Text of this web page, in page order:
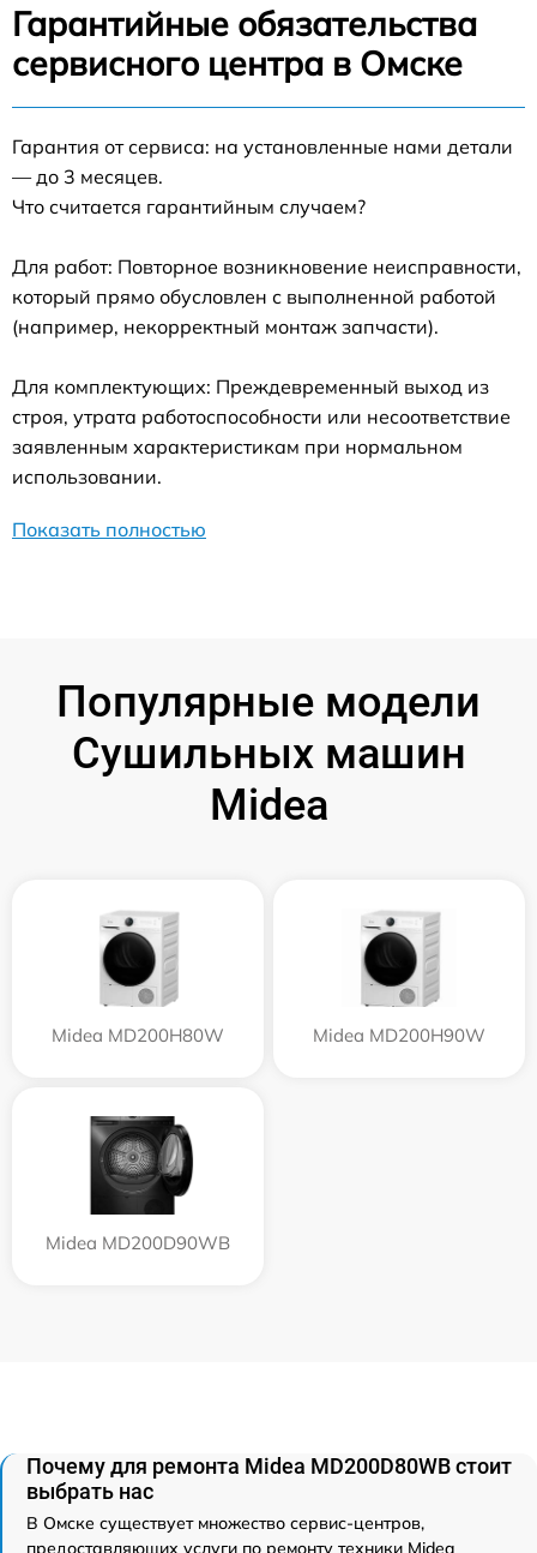
Гарантийные обязательства
сервисного центра в Омске
Гарантия от сервиса: на установленные нами детали
— до 3 месяцев.
Что считается гарантийным случаем?
Для работ: Повторное возникновение неисправности,
который прямо обусловлен с выполненной работой
(например, некорректный монтаж запчасти).
Для комплектующих: Преждевременный выход из
строя, утрата работоспособности или несоответствие
заявленным характеристикам при нормальном
использовании.
Показать полностью
Популярные модели
Сушильных машин
Midea
Midea MD200H80W Midea MD200H90W
Midea MD200D90WB
Почему для ремонта Midea MD200D80WB стоит
выбрать нас
В Омске существует множество сервис-центров,
предоставляющих услуги по ремонту техники Midea